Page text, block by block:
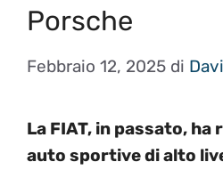
Porsche
Febbraio 12, 2025 di
La FIAT, in passato, ha
auto sportive di alto